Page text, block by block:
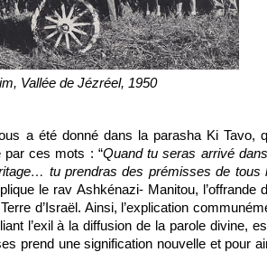
Vallée de Jézréel, 1950
a été donné dans la parasha Ki Tavo,
par ces mots : “Quand tu seras arrivé
tu prendras des prémisses de tous
d’Israël. Ainsi, l’explication
l’exil à la diffusion de la parole divine,
prend une signification nouvelle et pour